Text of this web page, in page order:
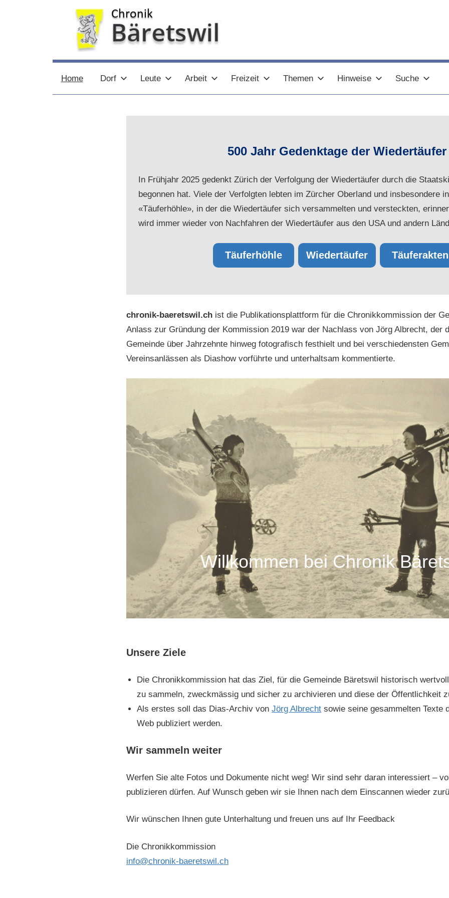
chronik-
baeretswil.ch
baeretswil.ch
Home Dorf Leute Arbeit Freizeit Themen Hinweise Suche
500 Jahr Gedenktage der Wiedertäufer
In Frühjahr 2025 gedenkt Zürich der Verfolgung der Wiedertäufer durch die
begonnen hat. Viele der Verfolgten lebten im Zürcher Oberland und insbesondere
«Täuferhöhle», in der die Wiedertäufer sich versammelten und versteckten,
wird immer wieder von Nachfahren der Wiedertäufer aus den USA und andern
Täuferhöhle Wiedertäufer Täuferakten
chronik-baeretswil.ch ist die Publikationsplattform für die Chronikkommission der
Anlass zur Gründung der Kommission 2019 war der Nachlass von Jörg Albrecht, der
Gemeinde über Jahrzehnte hinweg fotografisch festhielt und bei verschiedensten
Vereinsanlässen als Diashow vorführte und unterhaltsam kommentierte.
Willkommen bei Chronik
Unsere Ziele
Die Chronikkommission hat das Ziel, für die Gemeinde Bäretswil historisch
zu sammeln, zweckmässig und sicher zu archivieren und diese der Öffentlichkeit
Als erstes soll das Dias-Archiv vonJörg Albrecht sowie seine gesammelten Texte
Web publiziert werden.
Wir sammeln weiter
Werfen Sie alte Fotos und Dokumente nicht weg! Wir sind sehr daran interessiert –
publizieren dürfen. Auf Wunsch geben wir sie Ihnen nach dem Einscannen wieder
Wir wünschen Ihnen gute Unterhaltung und freuen uns auf Ihr Feedback
Die Chronikkommission
info@chronik-baeretswil.ch